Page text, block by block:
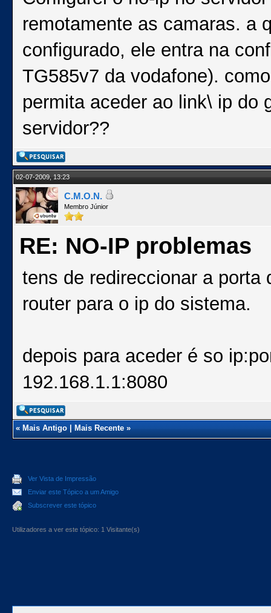
remotamente as camaras. a
configurado, ele entra na
TG585v7 da vodafone).
permita aceder ao link\ ip do
servidor??
02-07-2009, 13:23
C.M.O.N.
Membro Júnior
RE: NO-IP problemas
tens de redireccionar a
router para o ip do sistema.
depois para aceder é so
192.168.1.1:8080
«Mais Antigo|Mais Recente»
Ver Vista de Impressão
Enviar este Tópico a um Amigo
Subscrever este tópico
Utilizadores a ver este tópico: 1 Visitante(s)